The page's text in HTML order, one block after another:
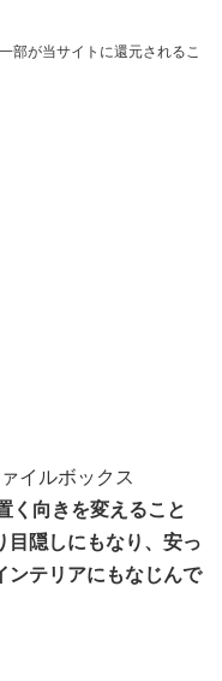
部が当サイトに還元されるこ
イルボックス
く向きを変えること
目隠しにもなり、安っ
ンテリアにもなじんで